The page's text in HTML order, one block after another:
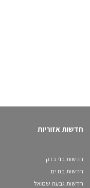
חדשות אזוריות
חדשות בני ברק
חדשות בת ים
חדשות גבעת שמואל